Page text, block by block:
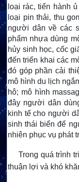
loại rác, tiến hành
loại pin thải, thu
người dân về các
phẩm nhựa dùng
hủy sinh học, cốc
đến triển khai các
đó góp phần cải
mô hình du lịch
hô; mô hình
đây người dân
kinh tế cho người
sinh thái biển để
nhiên phục vụ phát
Trong quá trình
thuận lợi và khó